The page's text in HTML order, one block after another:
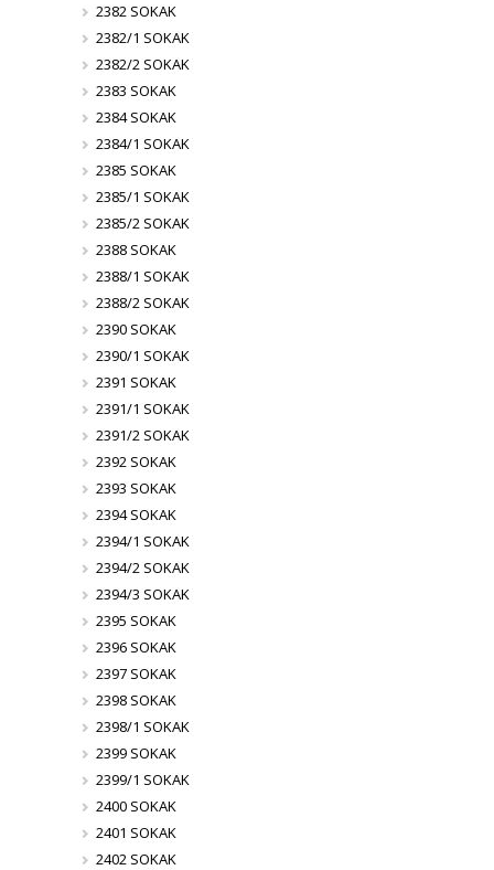
2382 SOKAK
2382/1 SOKAK
2382/2 SOKAK
2383 SOKAK
2384 SOKAK
2384/1 SOKAK
2385 SOKAK
2385/1 SOKAK
2385/2 SOKAK
2388 SOKAK
2388/1 SOKAK
2388/2 SOKAK
2390 SOKAK
2390/1 SOKAK
2391 SOKAK
2391/1 SOKAK
2391/2 SOKAK
2392 SOKAK
2393 SOKAK
2394 SOKAK
2394/1 SOKAK
2394/2 SOKAK
2394/3 SOKAK
2395 SOKAK
2396 SOKAK
2397 SOKAK
2398 SOKAK
2398/1 SOKAK
2399 SOKAK
2399/1 SOKAK
2400 SOKAK
2401 SOKAK
2402 SOKAK